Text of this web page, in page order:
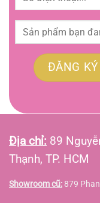
Địa chỉ: 89
Thạnh, TP. HCM
Showroom cũ: 879